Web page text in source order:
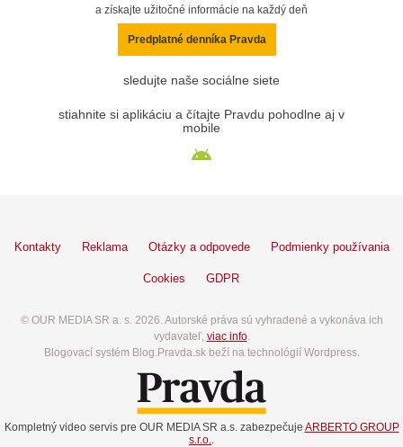
a získajte užitočné informácie na každý deň
Predplatné denníka Pravda
sledujte naše sociálne siete
stiahnite si aplikáciu a čítajte Pravdu pohodlne aj v
mobile
Kontakty Reklama Otázky a odpovede Podmienky používania
Cookies GDPR
© OUR MEDIA SR a. s. 2026. Autorské práva sú vyhradené a vykonáva ich
vydavateľ, viac info.
Blogovací systém Blog.Pravda.sk beží na technológií Wordpress.
Kompletný video servis pre OUR MEDIA SR a.s. zabezpečuje ARBERTO GROUP
s.r.o.